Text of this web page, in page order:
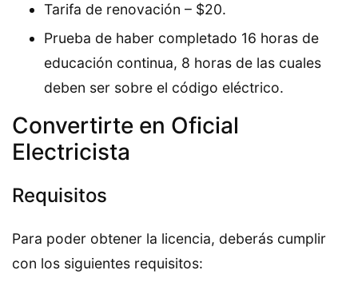
Tarifa de renovación – $20.
Prueba de haber completado 16 horas de
educación continua, 8 horas de las cuales
deben ser sobre el código eléctrico.
Convertirte en Oficial
Electricista
Requisitos
Para poder obtener la licencia, deberás cumplir
con los siguientes requisitos: